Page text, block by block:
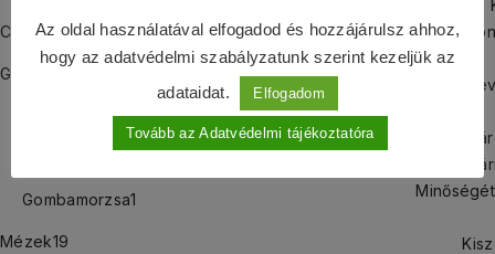
3231
Csipkebogyós termékek9
Gombás termékek
Gomba őrlemény14
Gombamorzsa1
Mézek19
Az oldal használatával elfogadod és hozzájárulsz ahhoz,
hogy az adatvédelmi szabályzatunk szerint kezeljük az
adataidat.
Elfogadom
Tovább az Adatvédelmi tájékoztatóra